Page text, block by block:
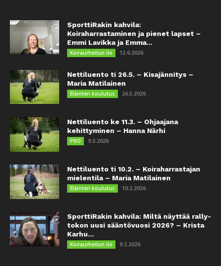
SporttiRakin kahvila:
Koiraharrastaminen ja pienet lapset –
Emmi Lavikka ja Emma...
Koiraurheilun ilo 12.6.2026
Nettiluento ti 26.5. – Kisajännitys –
Maria Matilainen
Eläinten koulutus 26.5.2026
Nettiluento ke 11.3. – Ohjaajana
kehittyminen – Hanna Närhi
PRO 9.3.2026
Nettiluento ti 10.2. – Koiraharrastajan
mielentila – Maria Matilainen
Eläinten koulutus 10.2.2026
SporttiRakin kahvila: Miltä näyttää rally-
tokon uusi sääntövuosi 2026? – Krista
Karhu...
Koiraurheilun ilo 9.2.2026